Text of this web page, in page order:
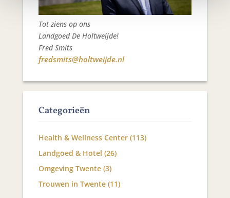
Tot ziens op ons
Landgoed De Holtweijde!
Fred Smits
fredsmits@holtweijde.nl
Categorieën
Health & Wellness Center(113)
Landgoed & Hotel (26)
Omgeving Twente(3)
Trouwen in Twente(11)